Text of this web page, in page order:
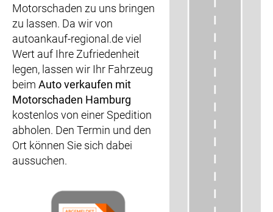
Motorschaden zu uns bringen
zu lassen. Da wir von
autoankauf-regional.de viel
Wert auf Ihre Zufriedenheit
legen, lassen wir Ihr Fahrzeug
beim Auto verkaufen mit
Motorschaden Hamburg
kostenlos von einer Spedition
abholen. Den Termin und den
Ort können Sie sich dabei
aussuchen.